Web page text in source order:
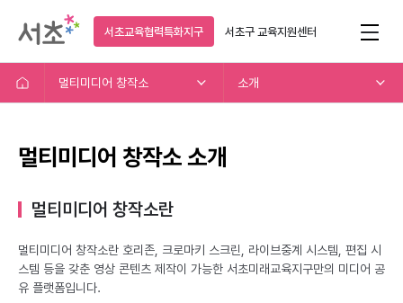
서초교육협력특화지구 서초구교육지원센터
멀티미디어 창작소 소개
멀티미디어 창작소 소개
멀티미디어 창작소란
멀티미디어 창작소란 호리존, 크로마키 스크린, 라이브중계 시스템, 편집 시
스템 등을 갖춘 영상 콘텐츠 제작이 가능한 서초미래교육지구만의 미디어 공
유 플랫폼입니다.